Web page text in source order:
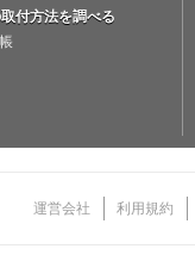
付方法を調べる
運営会社 利用規約